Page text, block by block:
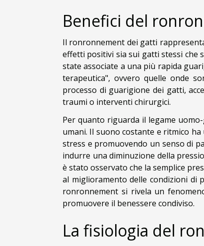
Benefici del
Il ronronnement dei gatti
effetti positivi sia sui gatti stessi che
state associate a una più rapida
terapeutica", ovvero quelle onde
processo di guarigione dei gatti,
traumi o interventi chirurgici.
Per quanto riguarda il legame
umani. Il suono costante e ritmico
stress e promuovendo un senso di
indurre una diminuzione della
è stato osservato che la semplice
al miglioramento delle condizioni di
ronronnement si rivela un
promuovere il benessere condiviso.
La fisiologia del